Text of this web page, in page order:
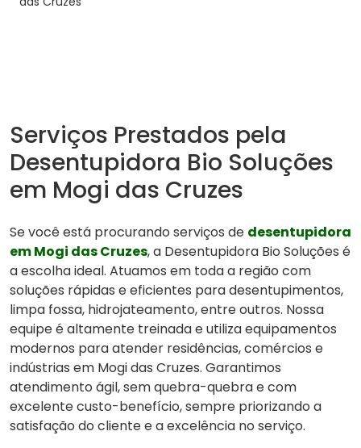
Serviços Prestados pela
Desentupidora Bio Soluções
em Mogi das Cruzes
Se você está procurando serviços de desentupidora
em Mogi das Cruzes, a Desentupidora Bio Soluções é
a escolha ideal. Atuamos em toda a região com
soluções rápidas e eficientes para desentupimentos,
limpa fossa, hidrojateamento, entre outros. Nossa
equipe é altamente treinada e utiliza equipamentos
modernos para atender residências, comércios e
indústrias em Mogi das Cruzes. Garantimos
atendimento ágil, sem quebra-quebra e com
excelente custo-benefício, sempre priorizando a
satisfação do cliente e a excelência no serviço.